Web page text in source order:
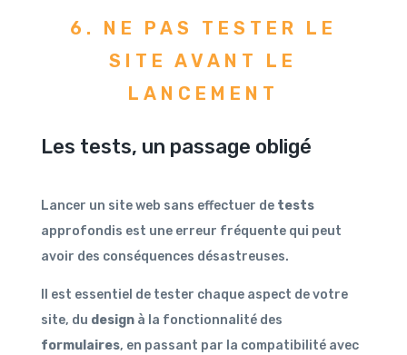
6. NE PAS TESTER LE
SITE AVANT LE
LANCEMENT
Les tests, un passage obligé
Lancer un site web sans effectuer de tests
approfondis est une erreur fréquente qui peut
avoir des conséquences désastreuses.
Il est essentiel de tester chaque aspect de votre
site, du designà la fonctionnalité des
formulaires, en passant par la compatibilité avec